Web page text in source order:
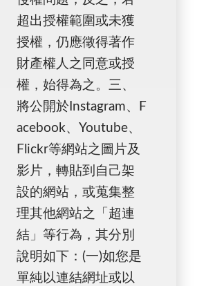
超出授權範圍或未獲
授權，仍應徵得著作
財產權人之同意或授
權，始得為之。三、
將公開於Instagram、F
acebook、Youtube、
Flickr等網站之圖片及
影片，轉貼到自己架
設的網站，或蒐集整
理其他網站之「超連
結」等行為，其分別
說明如下：(一)如您是
單純以連結網址或以